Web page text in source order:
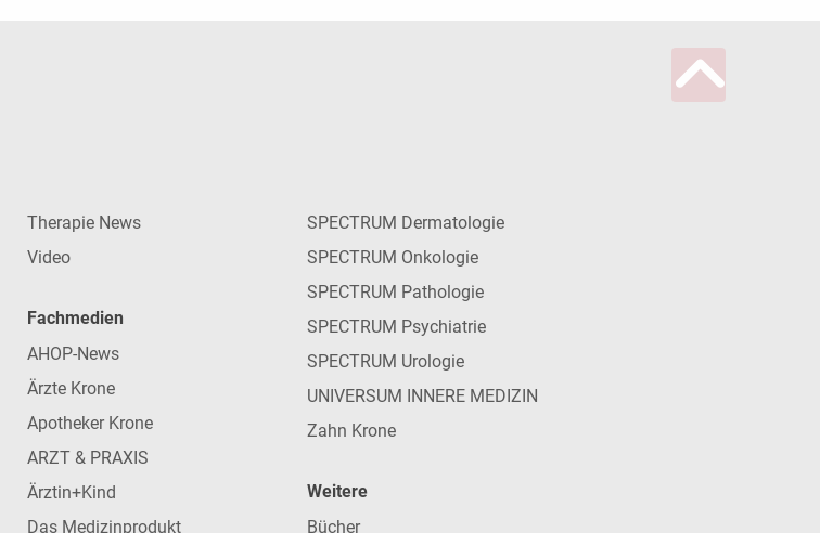
Therapie News
Video
Fachmedien
AHOP-News
Ärzte Krone
Apotheker Krone
ARZT & PRAXIS
Ärztin+Kind
Das Medizinprodukt
SPECTRUM Dermatologie
SPECTRUM Onkologie
SPECTRUM Pathologie
SPECTRUM Psychiatrie
SPECTRUM Urologie
UNIVERSUM INNERE MEDIZIN
Zahn Krone
Weitere
Bücher